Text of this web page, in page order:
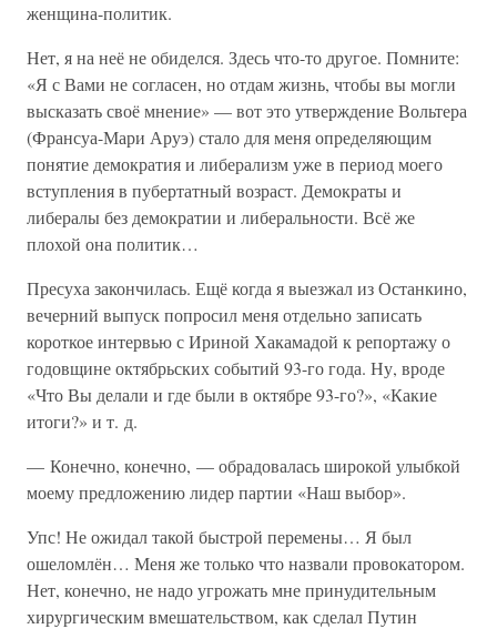
женщина-политик.
Нет, я на неё не обиделся. Здесь что-то другое. Помните:
«Я с Вами не согласен, но отдам жизнь, чтобы вы могли
высказать своё мнение» — вот это утверждение Вольтера
(Франсуа-Мари Аруэ) стало для меня определяющим
понятие демократия и либерализм уже в период моего
вступления в пубертатный возраст. Демократы и
либералы без демократии и либеральности. Всё же
плохой она политик…
Пресуха закончилась. Ещё когда я выезжал из Останкино,
вечерний выпуск попросил меня отдельно записать
короткое интервью с Ириной Хакамадой к репортажу о
годовщине октябрьских событий 93-го года. Ну, вроде
«Что Вы делали и где были в октябре 93-го?», «Какие
итоги?» и т. д.
— Конечно, конечно, — обрадовалась широкой улыбкой
моему предложению лидер партии «Наш выбор».
Упс! Не ожидал такой быстрой перемены… Я был
ошеломлён… Меня же только что назвали провокатором.
Нет, конечно, не надо угрожать мне принудительным
хирургическим вмешательством, как сделал Путин